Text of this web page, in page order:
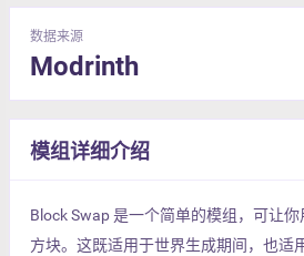
数据来源
Modrinth
模组详细介绍
Block Swap 是一个简单的模组，可让
方块。这既适用于世界生成期间，也适